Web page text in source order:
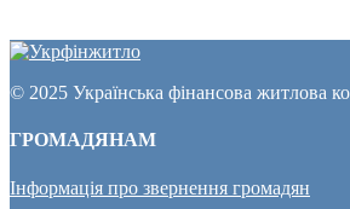
© 2025 Українська фінансова житлова
ГРОМАДЯНАМ
Інформація про звернення громадян